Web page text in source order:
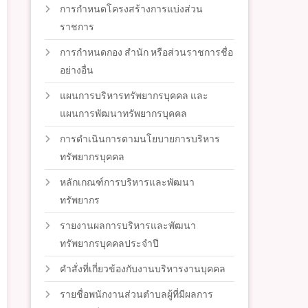
การกำหนดโครงสร้างการแบ่งส่วน
ราชการ
การกำหนดกอง สำนัก หรือส่วนราชการชื่อ
อย่างอื่น
แผนการบริหารทรัพยากรบุคคล และ
แผนการพัฒนาทรัพยากรบุคคล
การดำเนินการตามนโยบายการบริหาร
ทรัพยากรบุคคล
หลักเกณฑ์การบริหารและพัฒนา
ทรัพยากร
รายงานผลการบริหารและพัฒนา
ทรัพยากรบุคคลประจำปี
คำสั่งที่เกี่ยวข้องกับงานบริหารงานบุคคล
รายชื่อพนักงานส่วนตำบลผู้ที่มีผลการ